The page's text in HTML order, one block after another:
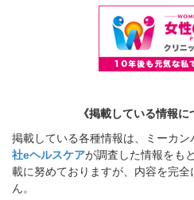
《掲載している情報に
掲載している各種情報は、ミーカ
社eヘルスケアが調査した情報をも
載に努めておりますが、内容を完
ん。